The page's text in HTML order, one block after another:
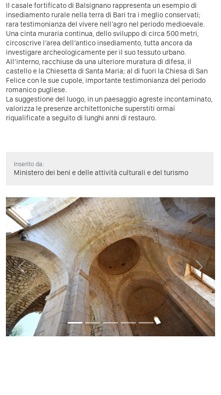
Il casale fortificato di Balsignano rappresenta un esempio di
insediamento rurale nella terra di Bari tra i meglio conservati;
rara testimonianza del vivere nell’agro nel periodo medioevale.
Una cinta muraria continua, dello sviluppo di circa 500 metri,
circoscrive l’area dell’antico insediamento, tutta ancora da
investigare archeologicamente per il suo tessuto urbano.
All’interno, racchiuse da una ulteriore muratura di difesa, il
castello e la Chiesetta di Santa Maria; al di fuori la Chiesa di San
Felice con le sue cupole, importante testimonianza del periodo
romanico pugliese.
La suggestione del luogo, in un paesaggio agreste incontaminato,
valorizza le presenze architettoniche superstiti ormai
riqualificate a seguito di lunghi anni di restauro.
Inserito da:
Ministero dei beni e delle attività culturali e del turismo
Previous Next